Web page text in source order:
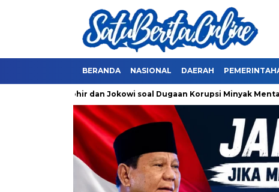
BERANDA NASIONAL DAERAH
Erick Thohir dan Jokowi soal Dugaan Korupsi Minyak Mentah